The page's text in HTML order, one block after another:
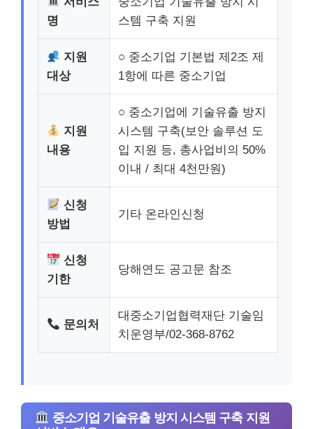
명
스템 구축 지원
지원
대상
○ 중소기업 기본법 제2조 제
1항에 따른 중소기업
지원
내용
○ 중소기업에 기술유출 방지
시스템 구축(보안 솔루션 도
입 지원 등, 총사업비의 50%
이내 / 최대 4천만원)
신청
방법
기타 온라인신청
신청
기한
당해연도 공고문 참조
문의처
대중소기업협력재단 기술임
치운영부/02-368-8762
중소기업 기술유출 방지 시스템 구축 지원